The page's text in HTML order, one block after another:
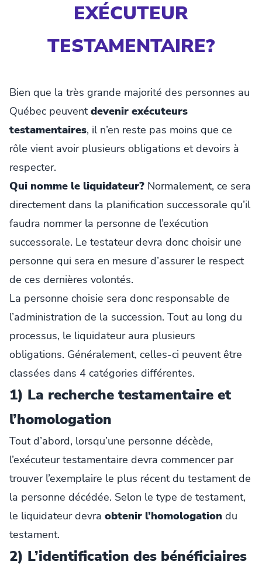
EXÉCUTEUR
TESTAMENTAIRE?
Bien que la très grande majorité des personnes au
Québec peuventdevenir exécuteurs
testamentaires, il n’en reste pas moins que ce
rôle vient avoir plusieurs obligations et devoirs à
respecter.
Qui nomme le liquidateur? Normalement, ce sera
directement dans la planification successorale qu’il
faudra nommer la personne de l’exécution
successorale. Le testateur devra donc choisir une
personne qui sera en mesure d’assurer le respect
de ces dernières volontés.
La personne choisie sera donc responsable de
l’administration de la succession. Tout au long du
processus, le liquidateur aura plusieurs
obligations. Généralement, celles-ci peuvent être
classées dans 4 catégories différentes.
1) La recherche testamentaire et
l’homologation
Tout d’abord, lorsqu’une personne décède,
l’exécuteur testamentaire devra commencer par
trouver l’exemplaire le plus récent du testament de
la personne décédée. Selon le type de testament,
le liquidateur devra obtenir l’homologation du
testament.
2) L’identification des bénéficiaires